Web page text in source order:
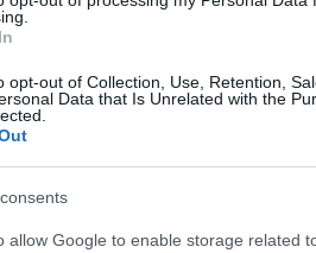
opt-out of Collection, Use, Retention,
Data that Is Unrelated with the
allow Google to enable storage related
Suffocates and Dies